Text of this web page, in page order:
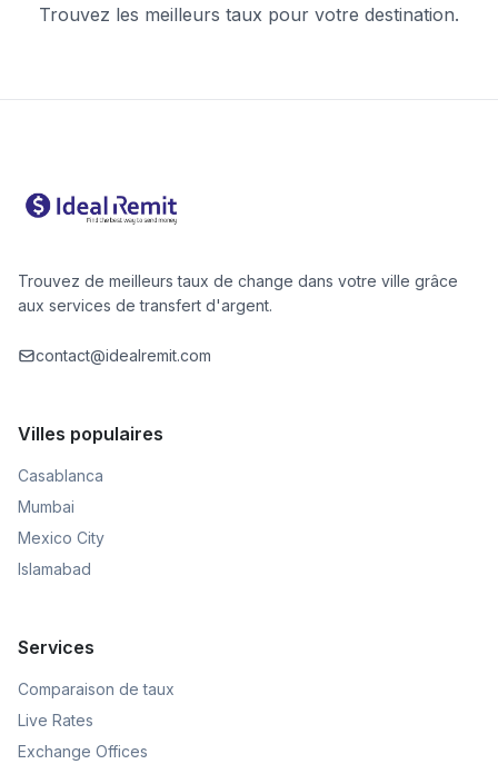
Trouvez les meilleurs taux pour votre destination.
Trouvez de meilleurs taux de change dans votre ville grâce
aux services de transfert d'argent.
contact@idealremit.com
Villes populaires
Casablanca
Mumbai
Mexico City
Islamabad
Services
Comparaison de taux
Live Rates
Exchange Offices